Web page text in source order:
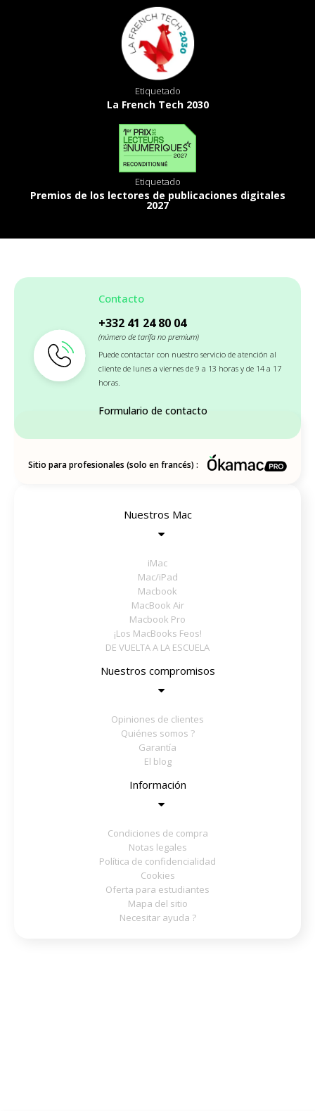
Etiquetado
La French Tech 2030
Etiquetado
Premios de los lectores de publicaciones digitales
2027
Contacto
+332 41 24 80 04
(número de tarifa no premium)
Puede contactar con nuestro servicio de atención al
cliente de lunes a viernes de 9 a 13 horas y de 14 a 17
horas.
Formulario de contacto
Sitio para profesionales (solo en francés) :
Nuestros Mac
iMac
Mac/iPad
Macbook
MacBook Air
Macbook Pro
¡Los MacBooks Feos!
DE VUELTA A LA ESCUELA
Nuestros compromisos
Opiniones de clientes
Quiénes somos ?
Garantía
El blog
Información
Condiciones de compra
Notas legales
Política de confidencialidad
Cookies
Oferta para estudiantes
Mapa del sitio
Necesitar ayuda ?